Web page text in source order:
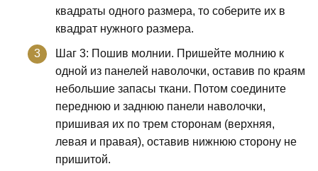
квадраты одного размера, то соберите их в
квадрат нужного размера.
Шаг 3: Пошив молнии. Пришейте молнию к
одной из панелей наволочки, оставив по краям
небольшие запасы ткани. Потом соедините
переднюю и заднюю панели наволочки,
пришивая их по трем сторонам (верхняя,
левая и правая), оставив нижнюю сторону не
пришитой.